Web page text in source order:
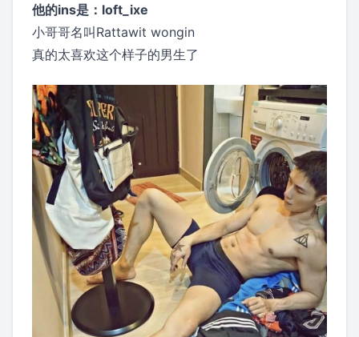
他的ins是 ：loft_ixe
小哥哥名叫Rattawit wongin
真的太喜欢这个样子的男生了